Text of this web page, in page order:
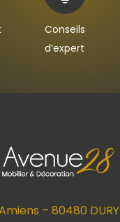
Conseils
d’expert
– 80480 DURY